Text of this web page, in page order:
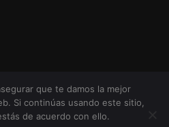
que te damos la mejor
Si continúas usando este sitio,
de acuerdo con ello.